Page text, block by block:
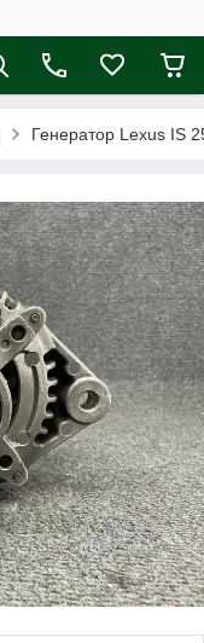
Генератор Lexus IS